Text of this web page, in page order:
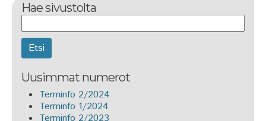
Hae sivustolta
Uusimmat numerot
Terminfo 2/2024
Terminfo 1/2024